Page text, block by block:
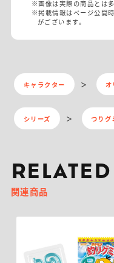
※画像は実際の商品とは
※掲載情報はページ公開
がございます。
キャラクター オ
シリーズ つりグ
関連商品